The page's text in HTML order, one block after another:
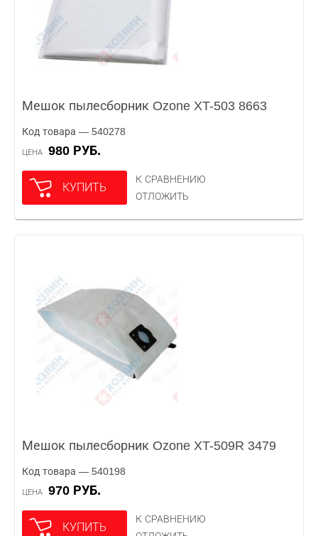
Мешок пылесборник Ozone XT-503 8663
Код товара — 540278
ЦЕНА 980 РУБ.
КУПИТЬ
К СРАВНЕНИЮ
ОТЛОЖИТЬ
Мешок пылесборник Ozone XT-509R 3479
Код товара — 540198
ЦЕНА 970 РУБ.
КУПИТЬ
К СРАВНЕНИЮ